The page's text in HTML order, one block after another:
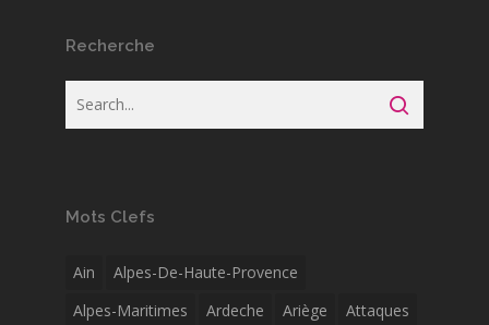
Recherche
Mots Clefs
Ain
Alpes-De-Haute-Provence
Alpes-Maritimes
Ardeche Ariège
Attaques